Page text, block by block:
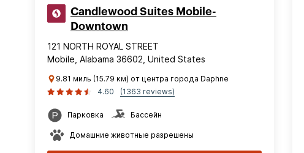
Candlewood Suites Mobile-
Downtown
121 NORTH ROYAL STREET
Mobile, Alabama 36602, United States
9.81 миль (15.79 км) от центра города Daphne
4.60
(1363 reviews)
Парковка Бассейн
Домашние животные разрешены